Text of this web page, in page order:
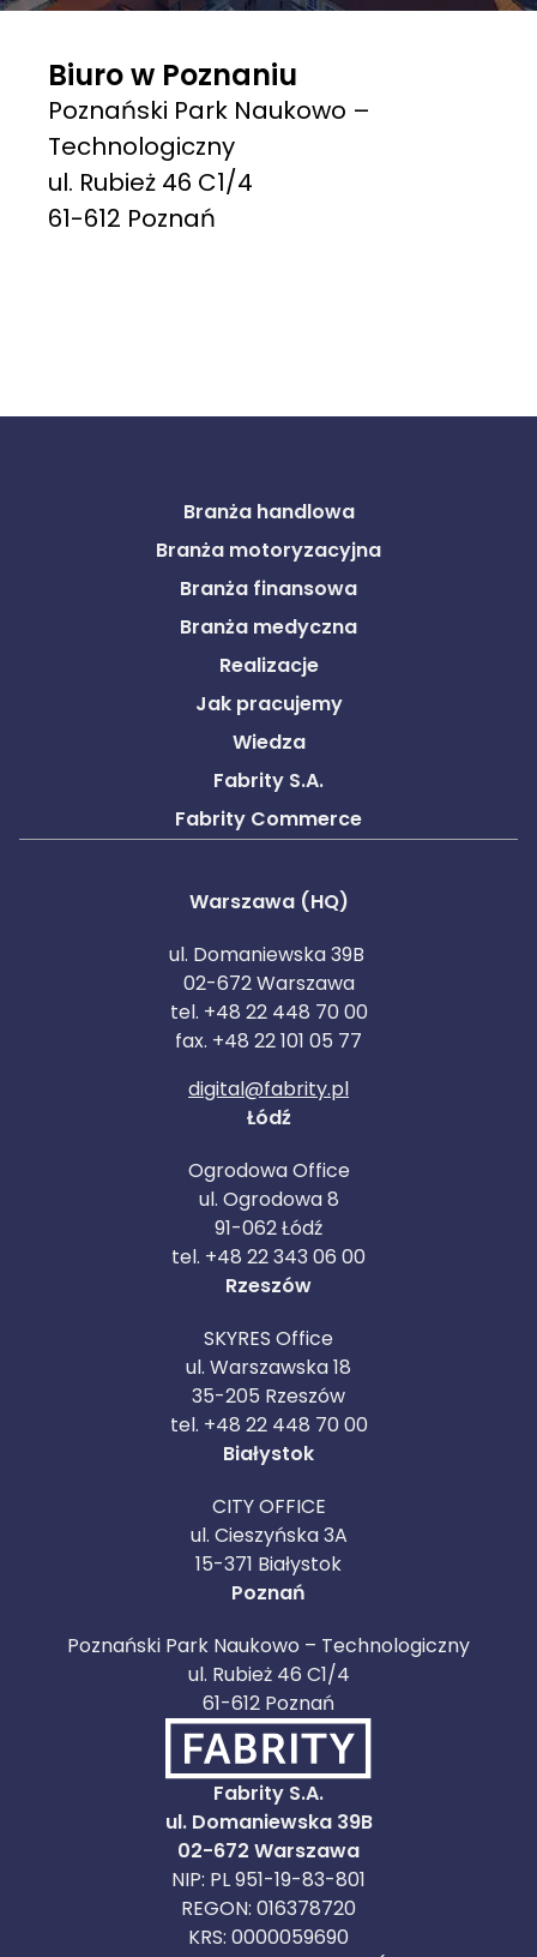
Biuro w Poznaniu
Poznański Park Naukowo –
Technologiczny
ul. Rubież 46 C1/4
61-612 Poznań
Branża handlowa
Branża motoryzacyjna
Branża finansowa
Branża medyczna
Realizacje
Jak pracujemy
Wiedza
Fabrity S.A.
Fabrity Commerce
Warszawa (HQ)
ul. Domaniewska 39B
02-672 Warszawa
tel. +48 22 448 70 00
fax. +48 22 101 05 77
digital@fabrity.pl
Łódź
Ogrodowa Office
ul. Ogrodowa 8
91-062 Łódź
tel. +48 22 343 06 00
Rzeszów
SKYRES Office
ul. Warszawska 18
35-205 Rzeszów
tel. +48 22 448 70 00
Białystok
CITY OFFICE
ul. Cieszyńska 3A
15-371 Białystok
Poznań
Poznański Park Naukowo – Technologiczny
ul. Rubież 46 C1/4
61-612 Poznań
Fabrity S.A.
ul. Domaniewska 39B
02-672 Warszawa
NIP: PL 951-19-83-801
REGON: 016378720
KRS: 0000059690